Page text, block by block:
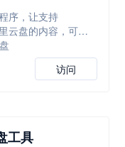
序，让支持
云盘的内容，可实
访问
工具